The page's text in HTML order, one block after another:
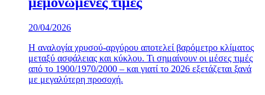
20/04/2026
Η αναλογία χρυσού-αργύρου αποτελεί βαρόμετρο κλίματος
μεταξύ ασφάλειας και κύκλου. Τι σημαίνουν οι μέσες τιμές
από το 1900/1970/2000 – και γιατί το 2026 εξετάζεται ξανά
με μεγαλύτερη προσοχή.